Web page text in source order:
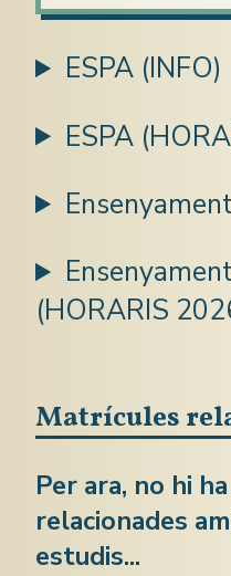
ESPA (INFO)
ESPA
(HORARIS
Matrícules
Per ara, no hi
relacionades
estudis...